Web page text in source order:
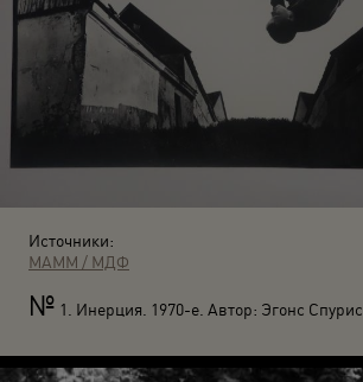
Источники:
МАММ / МДФ
№ 1. Инерция. 1970-е. Автор: Эгонс Спурис.